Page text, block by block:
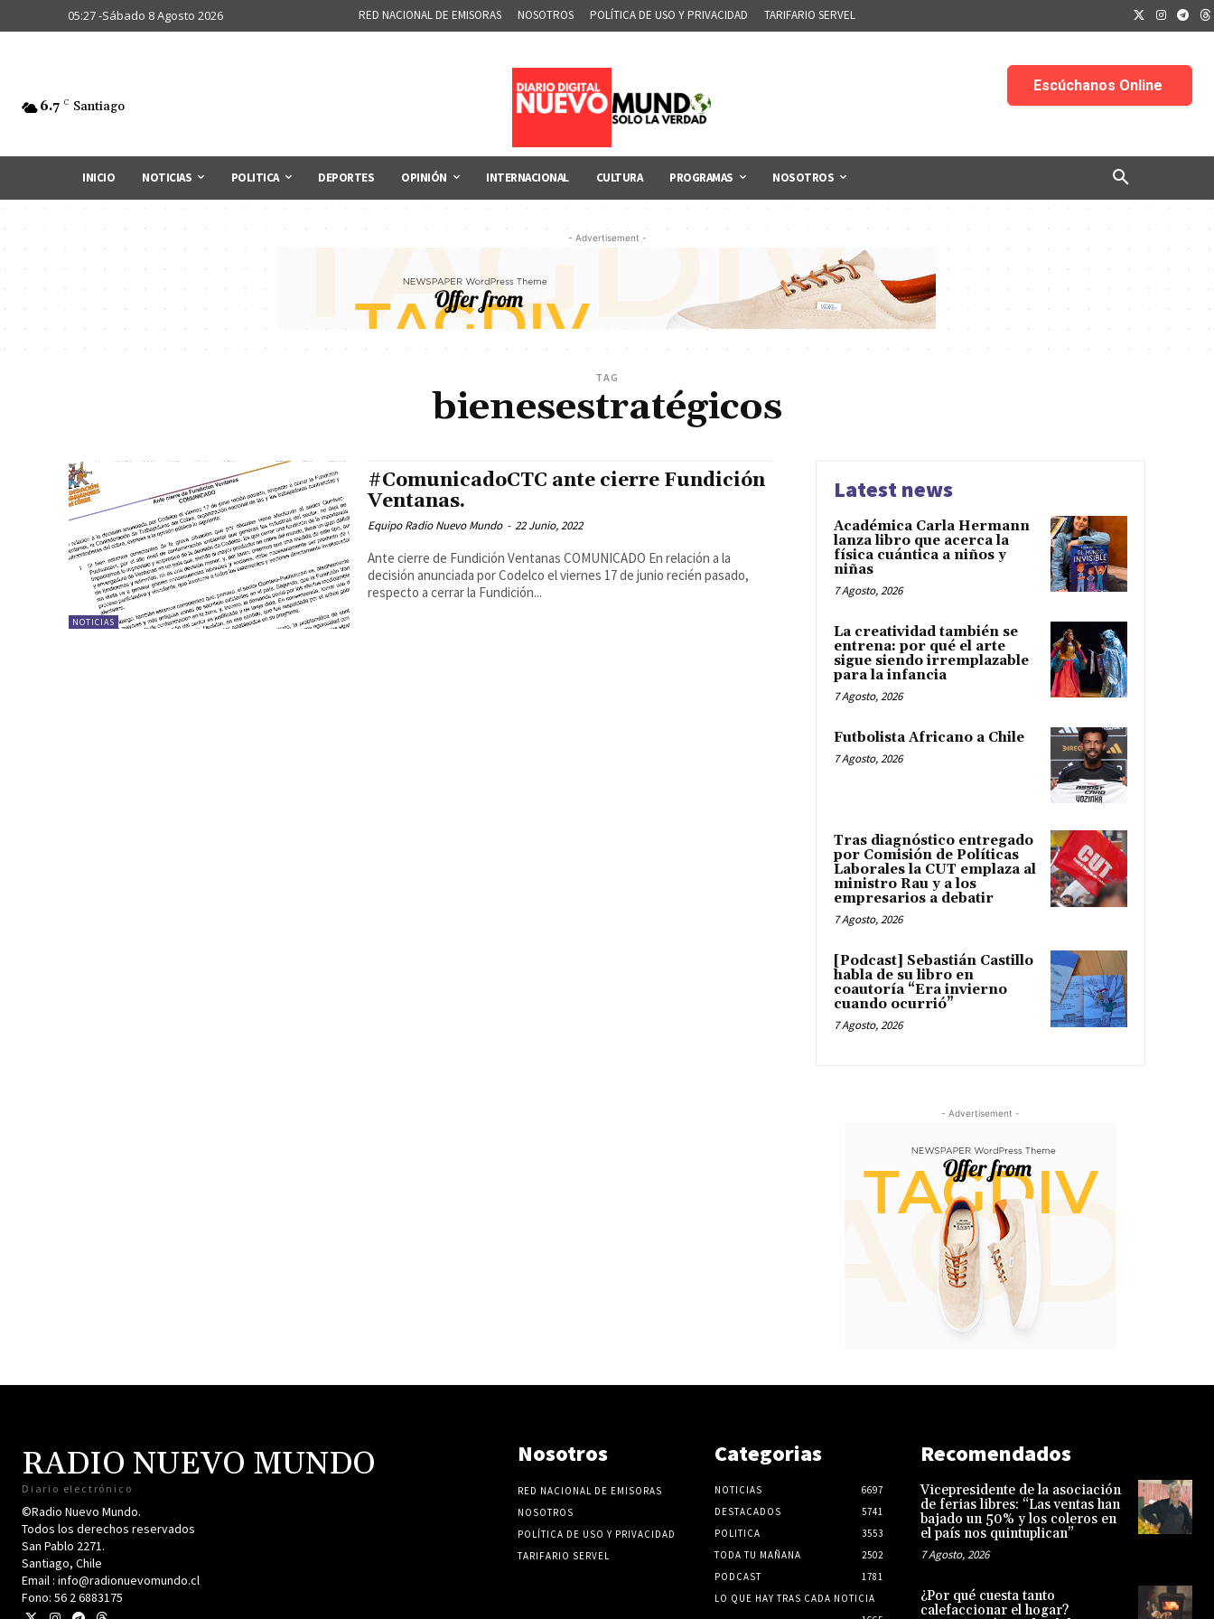
05:27 -Sábado 8 Agosto 2026 RED NACIONAL DE EMISORAS NOSOTROS POLÍTICA DE USO Y PRIVACIDAD TARIFARIO SERVEL
6.7 C Santiago
INICIO NOTICIAS POLITICA DEPORTES OPINIÓN INTERNACIONAL CULTURA PROGRAMAS NOSOTROS
- Advertisement -
TAG
bienesestratégicos
NOTICIAS
#ComunicadoCTC ante cierre Fundición
Ventanas.
Equipo Radio Nuevo Mundo - 22 Junio, 2022
Ante cierre de Fundición Ventanas COMUNICADO En relación a la
decisión anunciada por Codelco el viernes 17 de junio recién pasado,
respecto a cerrar la Fundición...
Latest news
Académica Carla Hermann
lanza libro que acerca la
física cuántica a niños y
niñas
7 Agosto, 2026
La creatividad también se
entrena: por qué el arte
sigue siendo irremplazable
para la infancia
7 Agosto, 2026
Futbolista Africano a Chile
7 Agosto, 2026
Tras diagnóstico entregado
por Comisión de Políticas
Laborales la CUT emplaza al
ministro Rau y a los
empresarios a debatir
7 Agosto, 2026
[Podcast] Sebastián Castillo
habla de su libro en
coautoría “Era invierno
cuando ocurrió”
7 Agosto, 2026
- Advertisement -
RADIO NUEVO MUNDO
Diario electrónico
©Radio Nuevo Mundo.
Todos los derechos reservados
San Pablo 2271.
Santiago, Chile
Email : info@radionuevomundo.cl
Fono: 56 2 6883175
Nosotros
RED NACIONAL DE EMISORAS
NOSOTROS
POLÍTICA DE USO Y PRIVACIDAD
TARIFARIO SERVEL
Categorias
NOTICIAS
6697
DESTACADOS
5741
POLITICA
3553
TODA TU MAÑANA
2502
PODCAST
1781
LO QUE HAY TRAS CADA NOTICIA
Recomendados
Vicepresidente de la asociación
de ferias libres: “Las ventas han
bajado un 50% y los coleros en
el país nos quintuplican”
7 Agosto, 2026
¿Por qué cuesta tanto
calefaccionar el hogar?